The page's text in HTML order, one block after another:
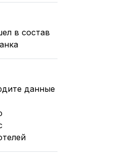
в состав
данные